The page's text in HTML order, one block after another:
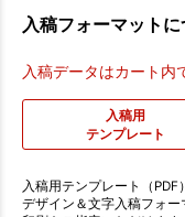
入稿フォーマットに
入稿データはカート内
入稿用
テンプレート
入稿用テンプレート（PDF
デザイン＆文字入稿フォ